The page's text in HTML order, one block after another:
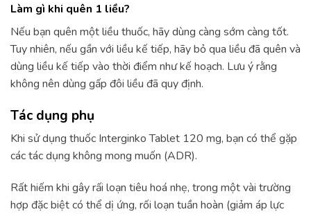
Làm gì khi quên 1 liều?
Nếu bạn quên một liều thuốc, hãy dùng càng sớm càng tốt.
Tuy nhiên, nếu gần với liều kế tiếp, hãy bỏ qua liều đã quên và
dùng liều kế tiếp vào thời điểm như kế hoạch. Lưu ý rằng
không nên dùng gấp đôi liều đã quy định.
Tác dụng phụ
Khi sử dụng thuốc Interginko Tablet 120 mg, bạn có thể gặp
các tác dụng không mong muốn (ADR).
Rất hiếm khi gây rấi loạn tiêu hoá nhẹ, trong một vài trường
hợp đặc biệt có thể dị ứng, rối loạn tuần hoàn (giảm áp lực